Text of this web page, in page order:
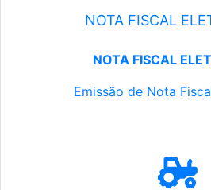
NOTA FISCAL
NOTA FISCAL
Emissão de Nota